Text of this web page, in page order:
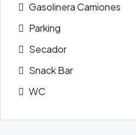
Gasolinera Camiones
Parking
Secador
Snack Bar
WC